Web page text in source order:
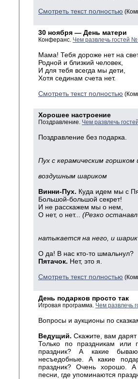
Смотреть текст полностью
30 ноября — День матери
Конферанс. Чем развлечь гостей
Мама! Тебя дороже нет на
Родной и близкий человек,
И для тебя всегда мы дети,
Хотя сединам счета нет.
Смотреть текст полностью
Хорошее настроение
Поздравление. Чем развлечь
Поздравление без подарка.
Пух с керамическим горшком
воздушным шариком
Винни-Пух. Куда идем мы с
Большой-большой секрет!
И не расскажем мы о нем,
О нет, о нет... (Резко
натыкается на него, и
О да! В нас кто-то шмальнул?
Пятачок. Нет, это я.
Смотреть текст полностью
День подарков просто так
Игровая программа. Чем развлечь
Вопросы и аукционы по
Ведущий. Скажите, вам
Только по праздникам
праздник? А какие
несъедобные. А какие
праздник? Очень хорошо. А
песни, где упоминаются